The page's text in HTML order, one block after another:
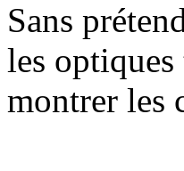
Sans
les
montrer les